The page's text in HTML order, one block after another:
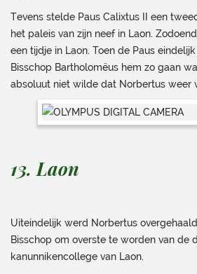
Tevens stelde Paus Calixtus II een
het paleis van zijn neef in Laon.
een tijdje in Laon. Toen de Paus
Bisschop Bartholomëus hem zo gaan
absoluut niet wilde dat Norbertus weer
13. Laon
Uiteindelijk werd Norbertus
Bisschop om overste te worden van de
kanunnikencollege van Laon.